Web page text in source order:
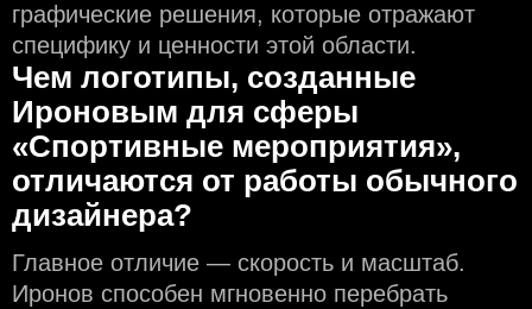
графические решения, которые отражают
специфику и ценности этой области.
Чем логотипы, созданные
Ироновым для сферы
«Спортивные мероприятия»,
отличаются от работы обычного
дизайнера?
Главное отличие — скорость и масштаб.
Иронов способен мгновенно перебрать